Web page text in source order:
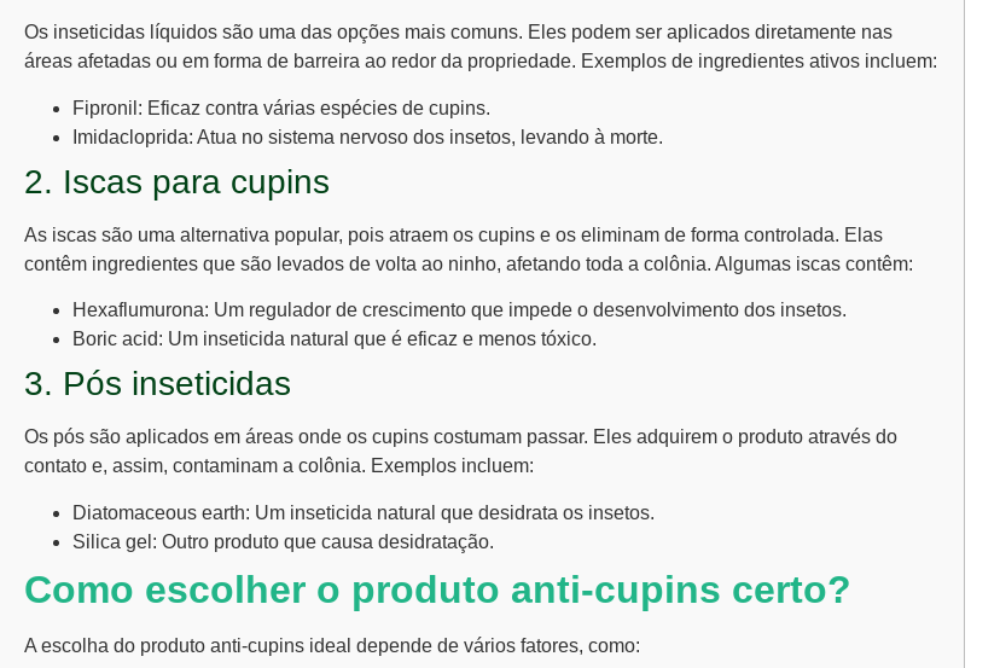
Os inseticidas líquidos são uma das opções mais comuns. Eles podem ser aplicados diretamente nas
áreas afetadas ou em forma de barreira ao redor da propriedade. Exemplos de ingredientes ativos incluem:
Fipronil : Eficaz contra várias espécies de cupins.
Imidacloprida: Atua no sistema nervoso dos insetos, levando à morte.
2. Iscas para cupins
As iscas são uma alternativa popular, pois atraem os cupins e os eliminam de forma controlada. Elas
contêm ingredientes que são levados de volta ao ninho, afetando toda a colônia. Algumas iscas contêm:
Hexaflumurona: Um regulador de crescimento que impede o desenvolvimento dos insetos.
Boric acid: Um inseticida natural que é eficaz e menos tóxico.
3. Pós inseticidas
Os pós são aplicados em áreas onde os cupins costumam passar. Eles adquirem o produto através do
contato e, assim, contaminam a colônia. Exemplos incluem:
Diatomaceous earth: Um inseticida natural que desidrata os insetos.
Silica gel : Outro produto que causa desidratação.
Como escolher o produto anti-cupins certo?
A escolha do produto anti-cupins ideal depende de vários fatores, como: